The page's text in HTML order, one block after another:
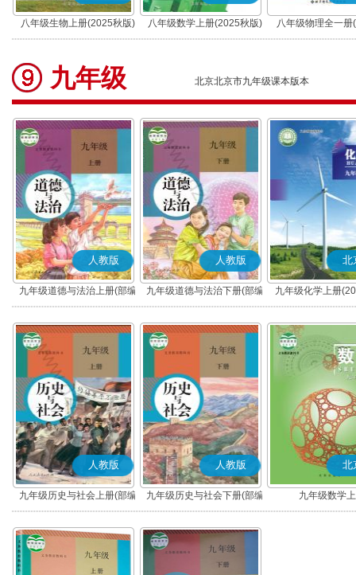
八年级生物上册(2025秋版) 八年级数学上册(2025秋版)
八年级物理全一册
版)(北京版)
九年级 北京北京市九年级课本版本
人教版
九年级道德与法治上册(部编
版)
人教版
九年级道德与法治下册(部编
版)
北
九年级化学上册
人教版
九年级历史与社会上册(部编
版)
人教版
九年级历史与社会下册(部编
版)
北
九年级数学